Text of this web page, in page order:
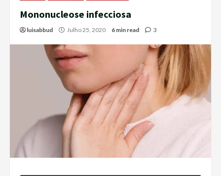
Mononucleose infecciosa
luisabbud Julho 25, 2020 6 min read 3